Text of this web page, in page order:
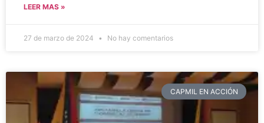
LEER MAS »
27 de marzo de 2024 No hay comentarios
CAPMIL EN ACCIÓN